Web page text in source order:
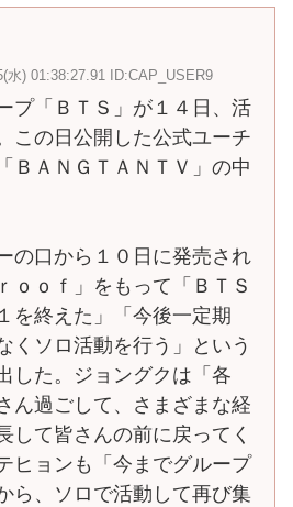
水) 01:38:27.91 ID:CAP_USER9
プ「ＢＴＳ」が１４日、活
この日公開した公式ユーチ
ＢＡＮＧＴＡＮＴＶ」の中
の口から１０日に発売され
ｏｏｆ」をもって「ＢＴＳ
を終えた」「今後一定期
くソロ活動を行う」という
した。ジョングクは「各
ん過ごして、さまざまな経
して皆さんの前に戻ってく
ヒョンも「今までグループ
ら、ソロで活動して再び集